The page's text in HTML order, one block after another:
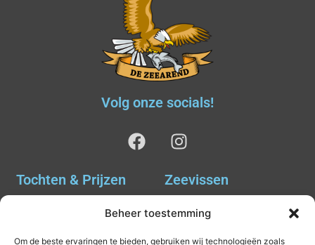
Beheer toestemming
Om de beste ervaringen te bieden, gebruiken wij technologieën zoals
Volg onze socials!
Tochten & Prijzen Zeevissen
Tochten & Prijzen